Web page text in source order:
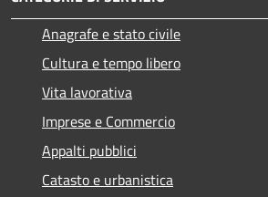
Anagrafe e stato civile
Cultura e tempo libero
Vita lavorativa
Imprese e Commercio
Appalti pubblici
Catasto e urbanistica